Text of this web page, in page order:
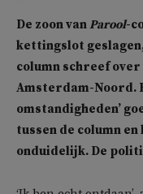
De zoon vanParool-
kettingslot
column schreef
Amsterdam-Noord.
omstandigheden’
tussen de column
onduidelijk. De